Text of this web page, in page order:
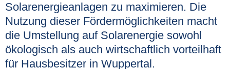
Solarenergieanlagen zu maximieren. Die
Nutzung dieser Fördermöglichkeiten macht
die Umstellung auf Solarenergie sowohl
ökologisch als auch wirtschaftlich vorteilhaft
für Hausbesitzer in Wuppertal.